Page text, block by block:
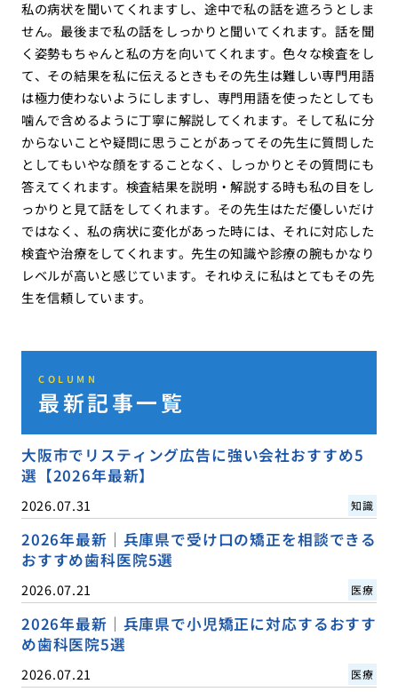
私の病状を聞いてくれますし、途中で私の話を遮ろうとしま
せん。最後まで私の話をしっかりと聞いてくれます。話を聞
く姿勢もちゃんと私の方を向いてくれます。色々な検査をし
て、その結果を私に伝えるときもその先生は難しい専門用語
は極力使わないようにしますし、専門用語を使ったとしても
噛んで含めるように丁寧に解説してくれます。そして私に分
からないことや疑問に思うことがあってその先生に質問した
としてもいやな顔をすることなく、しっかりとその質問にも
答えてくれます。検査結果を説明・解説する時も私の目をし
っかりと見て話をしてくれます。その先生はただ優しいだけ
ではなく、私の病状に変化があった時には、それに対応した
検査や治療をしてくれます。先生の知識や診療の腕もかなり
レベルが高いと感じています。それゆえに私はとてもその先
生を信頼しています。
COLUMN
最新記事一覧
大阪市でリスティング広告に強い会社おすすめ5
選【2026年最新】
2026.07.31 知識
2026年最新｜兵庫県で受け口の矯正を相談できる
おすすめ歯科医院5選
2026.07.21 医療
2026年最新｜兵庫県で小児矯正に対応するおすす
め歯科医院5選
2026.07.21 医療